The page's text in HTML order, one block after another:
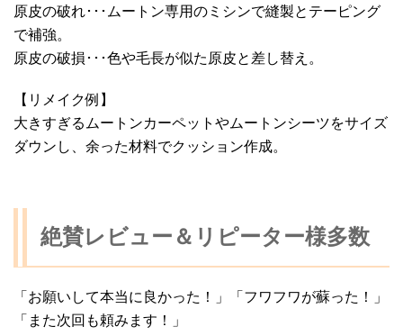
原皮の破れ･･･ムートン専用のミシンで縫製とテーピング
で補強。
原皮の破損･･･色や毛長が似た原皮と差し替え。
【リメイク例】
大きすぎるムートンカーペットやムートンシーツをサイズ
ダウンし、余った材料でクッション作成。
絶賛レビュー＆リピーター様多数
「お願いして本当に良かった！」「フワフワが蘇った！」
「また次回も頼みます！」